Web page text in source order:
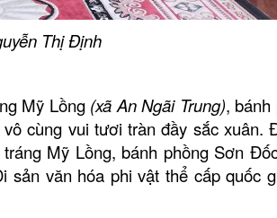
Thị Định
Mỹ Lồng (xã An Ngãi Trung), bánh
cùng vui tươi tràn đầy sắc xuân.
Mỹ Lồng, bánh phồng Sơn
sản văn hóa phi vật thể cấp quốc